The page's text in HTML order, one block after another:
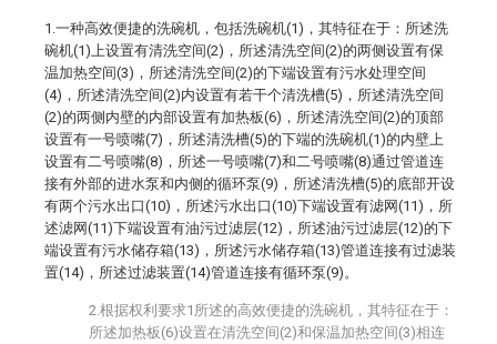
1.一种高效便捷的洗碗机，包括洗碗机(1)，其特征在于：所述洗
碗机(1)上设置有清洗空间(2)，所述清洗空间(2)的两侧设置有保
温加热空间(3)，所述清洗空间(2)的下端设置有污水处理空间
(4)，所述清洗空间(2)内设置有若干个清洗槽(5)，所述清洗空间
(2)的两侧内壁的内部设置有加热板(6)，所述清洗空间(2)的顶部
设置有一号喷嘴(7)，所述清洗槽(5)的下端的洗碗机(1)的内壁上
设置有二号喷嘴(8)，所述一号喷嘴(7)和二号喷嘴(8)通过管道连
接有外部的进水泵和内侧的循环泵(9)，所述清洗槽(5)的底部开设
有两个污水出口(10)，所述污水出口(10)下端设置有滤网(11)，所
述滤网(11)下端设置有油污过滤层(12)，所述油污过滤层(12)的下
端设置有污水储存箱(13)，所述污水储存箱(13)管道连接有过滤装
置(14)，所述过滤装置(14)管道连接有循环泵(9)。
2.根据权利要求1所述的高效便捷的洗碗机，其特征在于：
所述加热板(6)设置在清洗空间(2)和保温加热空间(3)相连